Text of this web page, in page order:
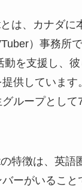
は、カナダに
）事務所
動を支援し、
供しています
ループとし
特徴は、英語
ーがいること